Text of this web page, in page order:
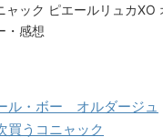
ャック ピエールリュカXO
・感想
ル・ボー オルダージュ
買うコニャック